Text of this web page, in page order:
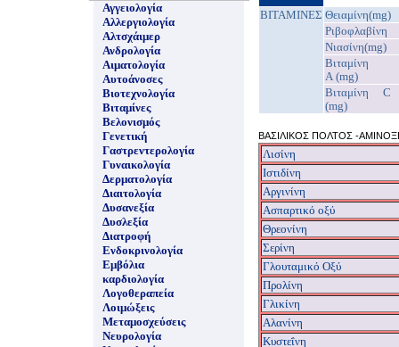
Αγγειολογία
Αλλεργιολογία
Αλτσχάιμερ
Ανδρολογία
Αιματολογία
Αυτοάνοσες
Βιοτεχνολογία
Βιταμίνες
Βελονισμός
Γενετική
Γαστρεντερολογία
Γυναικολογία
Δερματολογία
Διαιτολογία
Δυσανεξία
Δυσλεξία
Διατροφή
Ενδοκρινολογία
Εμβόλια
καρδιολογία
Λογοθεραπεία
Λοιμώξεις
Μεταμοσχεύσεις
Νευρολογία
ΒΙΤΑΜΙΝΕΣ Θειαμίνη(mg)
Ριβοφλαβίνη
Νιασίνη(mg)
Βιταμίνη
A (mg)
Βιταμίνη C
(mg)
ΒΑΣΙΛΙΚΟΣ ΠΟΛΤΟΣ -
Λισίνη
Ιστιδίνη
Aργινίνη
Ασπαρτικό οξύ
Θρεονίνη
Σερίνη
Γλουταμικό Οξύ
Προλίνη
Γλικίνη
Αλανίνη
Κυστεΐνη